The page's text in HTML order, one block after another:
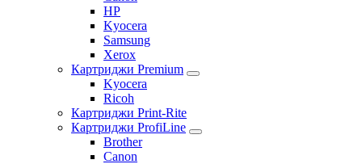
HP
Kyocera
Samsung
Xerox
Картриджи Premium
Kyocera
Ricoh
Картриджи Print-Rite
Картриджи ProfiLine
Brother
Canon